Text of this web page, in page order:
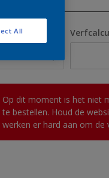
1 L
2,5 L
10 L
Op dit moment is het niet
te bestellen. Houd de
werken er hard aan om de
All